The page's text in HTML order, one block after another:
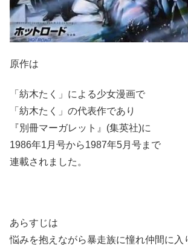
原作は
「紡木たく」による少女漫画で
「紡木たく」の代表作であり
『別冊マーガレット』(集英社)に
1986年1月号から1987年5月号まで
連載されました。
あらすじは
悩みを抱えながら暴走族に憧れ仲間に入